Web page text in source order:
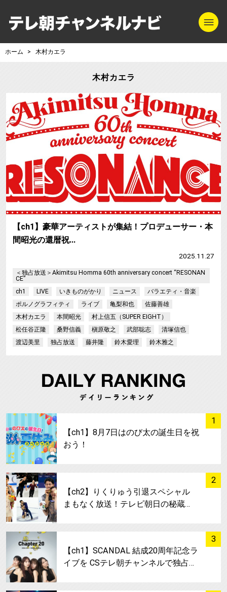
テレ朝チャンネ
ホーム 木村カエラ
木村カエラ
【ch1】豪華アーティストが集結！プロデューサー・本
間昭光の還暦祝…
2025.11.27
＜独占放送＞Akimitsu Homma 60th anniversary concert “RESONAN
CE”
ch1
LIVE いきものがかり ニュース
バラエティ・音楽
ポルノグラフィティ
ライブ 亀梨和也
佐藤善雄
木村カエラ
本間昭光
村上信五（SUPER EIGHT）
松任谷正隆
桑野信義 槇原敬之 武部聡志
清塚信也
渡辺美里
独占放送 藤井隆 鈴木愛理 鈴木雅之
1
サムネイル
【ch1】8月7日はのび太の誕生日を祝
おう！
2
サムネイル
【ch2】りくりゅう引退スペシャル
まもなく放送！テレビ朝日の秘蔵…
3
【ch1】SCANDAL 結成20周年記念ラ
イブを CSテレ朝チャンネルで独占…